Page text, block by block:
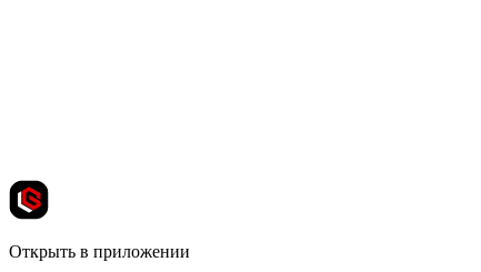
Открыть в приложении